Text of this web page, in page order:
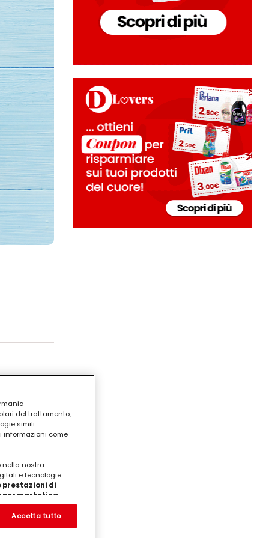
del trattamento,
simili
informazioni come
nella nostra
e tecnologie
prestazioni di
per marketing
noi
su siti Web di
potrebbero essere
Accetta tutto